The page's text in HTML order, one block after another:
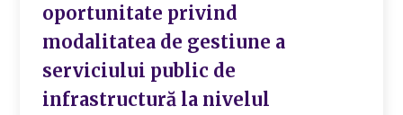
oportunitate privind
modalitatea de gestiune a
serviciului public de
infrastructură la nivelul